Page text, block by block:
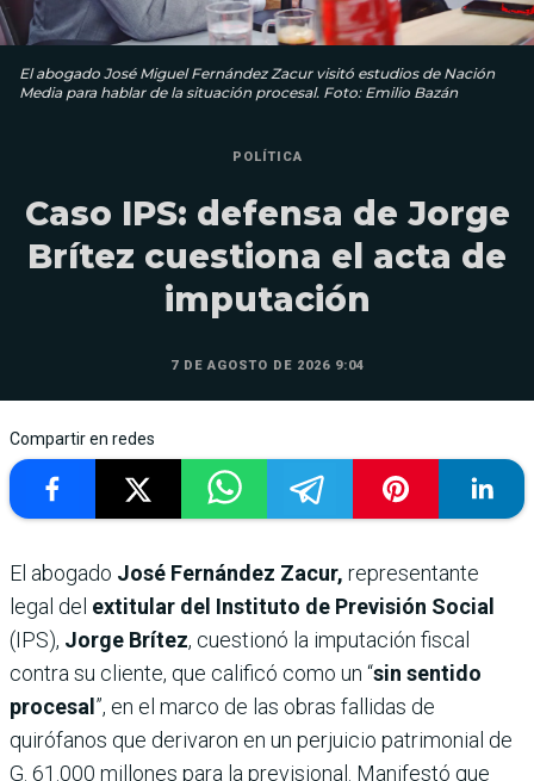
El abogado José Miguel Fernández Zacur visitó estudios de Nación
Media para hablar de la situación procesal. Foto: Emilio Bazán
POLÍTICA
Caso IPS: defensa de Jorge
Brítez cuestiona el acta de
imputación
7 DE AGOSTO DE 2026 9:04
Compartir en redes
El abogado José Fernández Zacur, representante
legal del extitular del Instituto de Previsión Social
(IPS), Jorge Brítez, cuestionó la imputación fiscal
contra su cliente, que calificó como un “sin sentido
procesal”, en el marco de las obras fallidas de
quirófanos que derivaron en un perjuicio patrimonial de
G. 61.000 millones para la previsional. Manifestó que